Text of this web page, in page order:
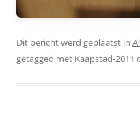
Dit bericht werd geplaatst in
getagged met Kaapstad-2011